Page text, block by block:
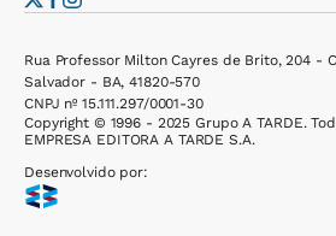
Rua Professor Milton Cayres de Brito, 204 -
Salvador - BA, 41820-570
CNPJ nº 15.111.297/0001-30
Copyright © 1996 - 2025 Grupo A TARDE.
EMPRESA EDITORA A TARDE S.A.
Desenvolvido por: